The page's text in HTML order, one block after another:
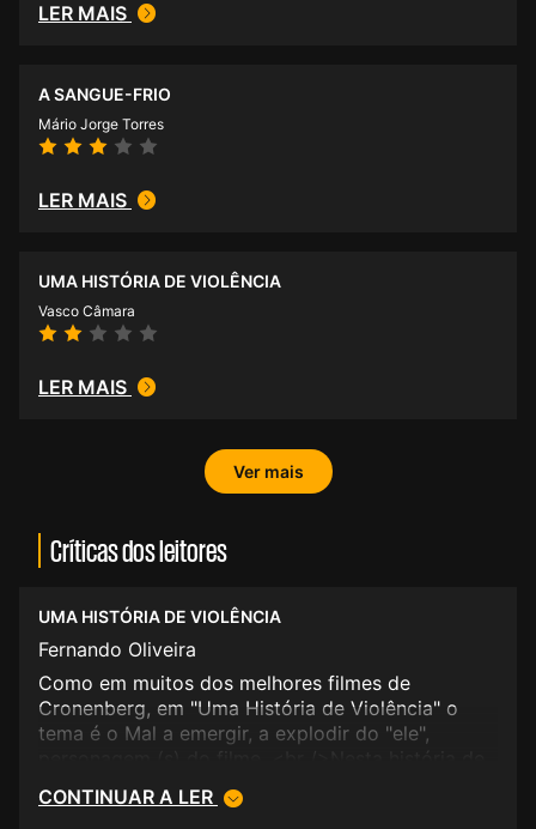
LER MAIS
A SANGUE-FRIO
Mário Jorge Torres
LER MAIS
UMA HISTÓRIA DE VIOLÊNCIA
Vasco Câmara
LER MAIS
Ver mais
Críticas dos leitores
UMA HISTÓRIA DE VIOLÊNCIA
Fernando Oliveira
Como em muitos dos melhores filmes de
Cronenberg, em "Uma História de Violência" o
tema é o Mal a emergir, a explodir do "ele",
pequena cidade de Millbrook, Indiana, casado
CONTINUAR A LER